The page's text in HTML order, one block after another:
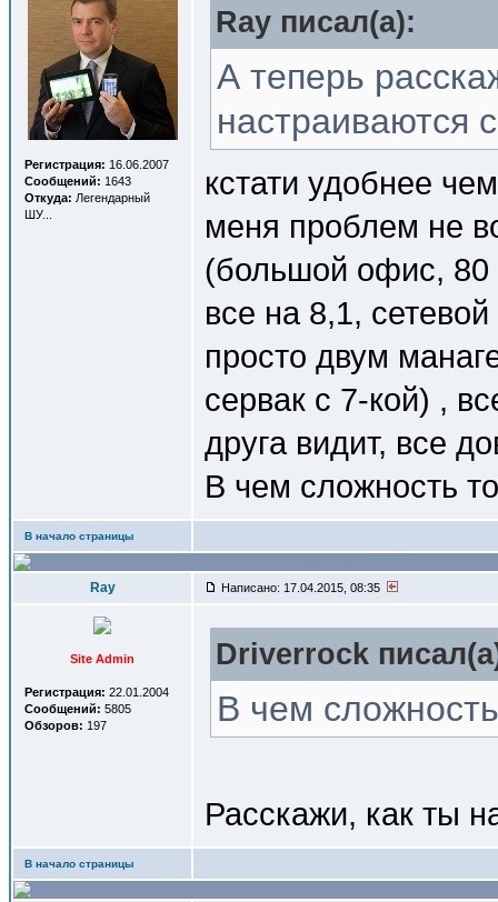
Регистрация: 16.06.2007
Сообщений: 1643
Откуда: Легендарный
ШУ...
Ray писал(a):
А теперь
настраиваются
кстати удобнее
меня проблем не
(большой офис, 80
все на 8,1,
просто двум
сервак с 7-кой) ,
друга видит, все
В чем сложность
В начало страницы
Ray Написано: 17.04.2015, 08:35
Site Admin
Регистрация: 22.01.2004
Сообщений: 5805
Обзоров: 197
Driverrock
В чем
Расскажи, как ты
В начало страницы